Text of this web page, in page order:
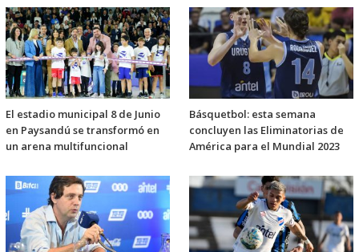
El estadio municipal 8 de Junio
en Paysandú se transformó en
un arena multifuncional
Básquetbol: esta semana
concluyen las Eliminatorias de
América para el Mundial 2023